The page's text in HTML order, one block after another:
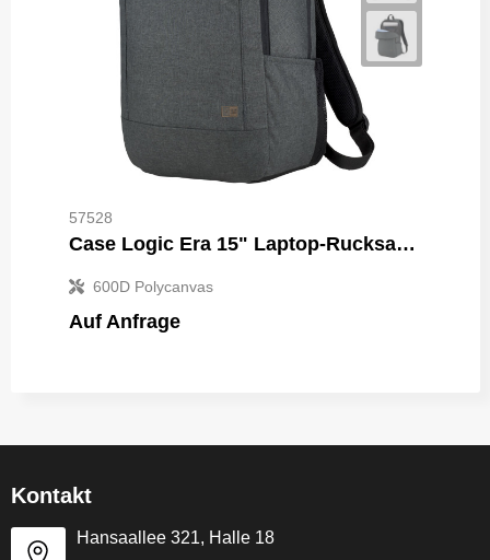
57528
Case Logic Era 15" Laptop-Rucksack 23L
600D Polycanvas
Auf Anfrage
Kontakt
Hansaallee 321, Halle 18